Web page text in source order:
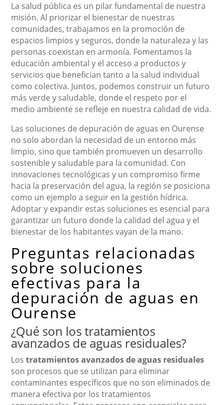
La salud pública es un pilar fundamental de nuestra
misión. Al priorizar el bienestar de nuestras
comunidades, trabajamos en la promoción de
espacios limpios y seguros, donde la naturaleza y las
personas coexistan en armonía. Fomentamos la
educación ambiental y el acceso a productos y
servicios que benefician tanto a la salud individual
como colectiva. Juntos, podemos construir un futuro
más verde y saludable, donde el respeto por el
medio ambiente se refleje en nuestra calidad de vida.
Las soluciones de depuración de aguas en Ourense
no solo abordan la necesidad de un entorno más
limpio, sino que también promueven un desarrollo
sostenible y saludable para la comunidad. Con
innovaciones tecnológicas y un compromiso firme
hacia la preservación del agua, la región se posiciona
como un ejemplo a seguir en la gestión hídrica.
Adoptar y expandir estas soluciones es esencial para
garantizar un futuro donde la calidad del agua y el
bienestar de los habitantes vayan de la mano.
Preguntas relacionadas
sobre soluciones
efectivas para la
depuración de aguas en
Ourense
¿Qué son los tratamientos
avanzados de aguas residuales?
Lostratamientos avanzados de aguas residuales
son procesos que se utilizan para eliminar
contaminantes específicos que no son eliminados de
manera efectiva por los tratamientos